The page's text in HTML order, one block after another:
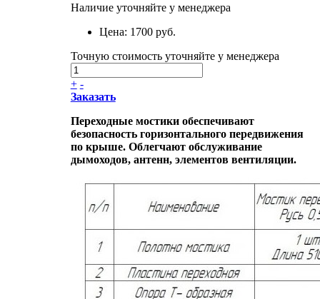
Наличие уточняйте у менеджера
Цена: 1700 руб.
Точную стоимость уточняйте у менеджера
+ -
Заказать
Переходные мостики обеспечивают
безопасность горизонтального передвижения
по крыше. Облегчают обслуживание
дымоходов, антенн, элементов вентиляции.